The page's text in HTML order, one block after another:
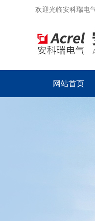
欢迎光临安科瑞电
网站首页